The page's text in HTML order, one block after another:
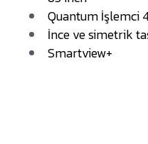
Quantum İşlemci
İnce ve simetrik
Smartview+